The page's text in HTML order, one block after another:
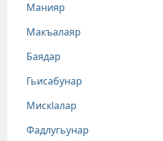
Манияр
Макъалаяр
Баядар
Гьисабунар
Мискlалар
Фадлугьунар